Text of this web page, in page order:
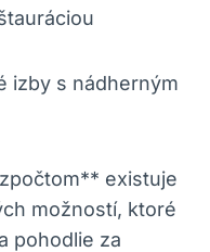
izby s nádherným
existuje
možností, ktoré
pohodlie za